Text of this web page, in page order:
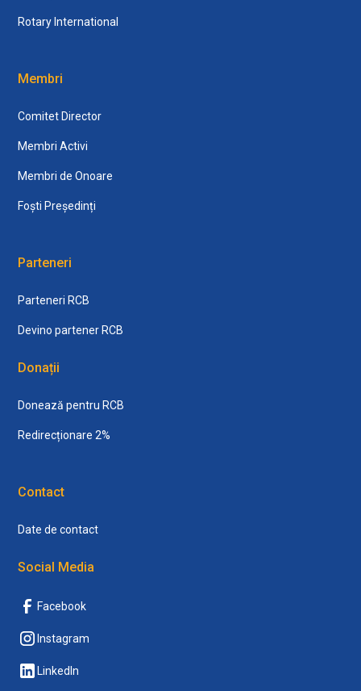
Rotary International
Membri
Comitet Director
Membri Activi
Membri de Onoare
Foști Președinți
Parteneri
Parteneri RCB
Devino partener RCB
Donații
Donează pentru RCB
Redirecționare 2%
Contact
Date de contact
Social Media
Facebook
Instagram
LinkedIn